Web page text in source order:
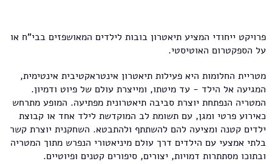
פרויקט ייחודי המציע תיאטרון בובות לילדים המאושפזים בבי"ח או
על הספקטרום האוטיסטי.
מטריית החלומות היא פעילות תיאטרון אינטראקטיבית אינטימית,
המגיעה אל הילד - עד מיטתו, ומייצרת עולם של פיוט ודמיון.
המטריה הנפתחת יוצרת סביבה תיאטרונית מפתיעה. המופע מתרחש
כאירוע פרטי ומגן, עם תשומת לב המוקדשת לילד אחד או קבוצת
ילדים קטנה ומציעה להם להשתתף ולהתבטא. השחקנית יוצרת קשר
בלתי אמצעי עם הילדים דרך עולם מיניאטורי הנפרש מתוך המטריה
ובתוכו מסתתרות דמויות, יצורים, סיפורים קטנים ופיוטיים.